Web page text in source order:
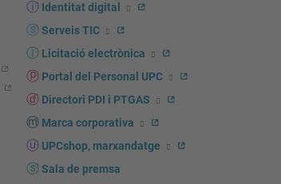
Identitat digital
Serveis TIC
Licitació electrònica
Portal del Personal UPC
Directori PDI i PTGAS
Marca corporativa
UPCshop, marxandatge
Sala de premsa